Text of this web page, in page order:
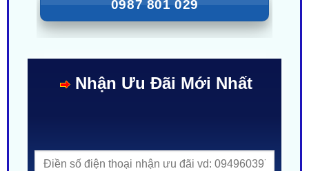
0987 801 029
Nhận Ưu Đãi Mới Nhất